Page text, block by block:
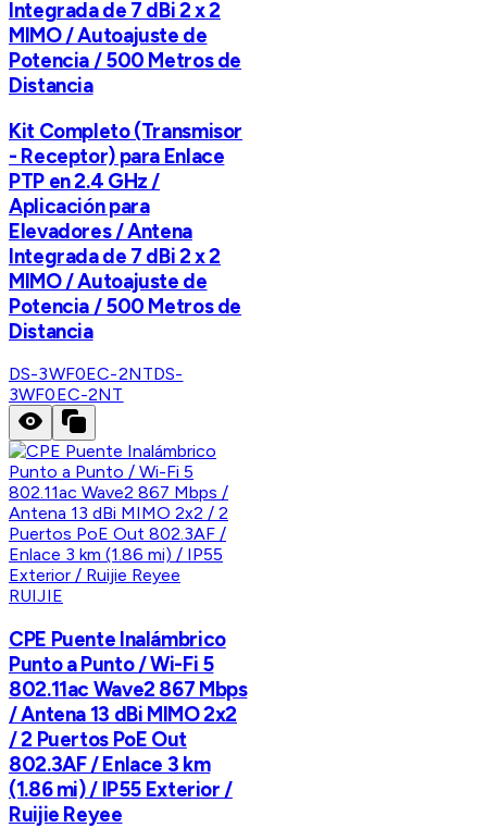
Integrada de 7 dBi 2 x 2
MIMO / Autoajuste de
Potencia / 500 Metros de
Distancia
Kit Completo (Transmisor
- Receptor) para Enlace
PTP en 2.4 GHz /
Aplicación para
Elevadores / Antena
Integrada de 7 dBi 2 x 2
MIMO / Autoajuste de
Potencia / 500 Metros de
Distancia
DS-3WF0EC-2NTDS-
3WF0EC-2NT
RUIJIE
CPE Puente Inalámbrico
Punto a Punto / Wi-Fi 5
802.11ac Wave2 867 Mbps
/ Antena 13 dBi MIMO 2x2
/ 2 Puertos PoE Out
802.3AF / Enlace 3 km
(1.86 mi) / IP55 Exterior /
Ruijie Reyee